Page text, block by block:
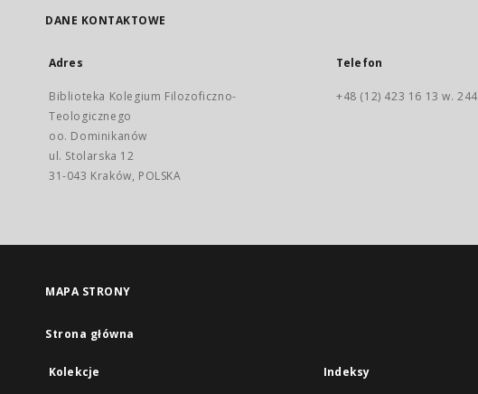
DANE KONTAKTOWE
Adres
Biblioteka Kolegium Filozoficzno-
Teologicznego
oo. Dominikanów
ul. Stolarska 12
31-043 Kraków, POLSKA
Telefon
+48 (12) 423 16 13 w. 244
MAPA STRONY
Strona główna
Kolekcje Indeksy